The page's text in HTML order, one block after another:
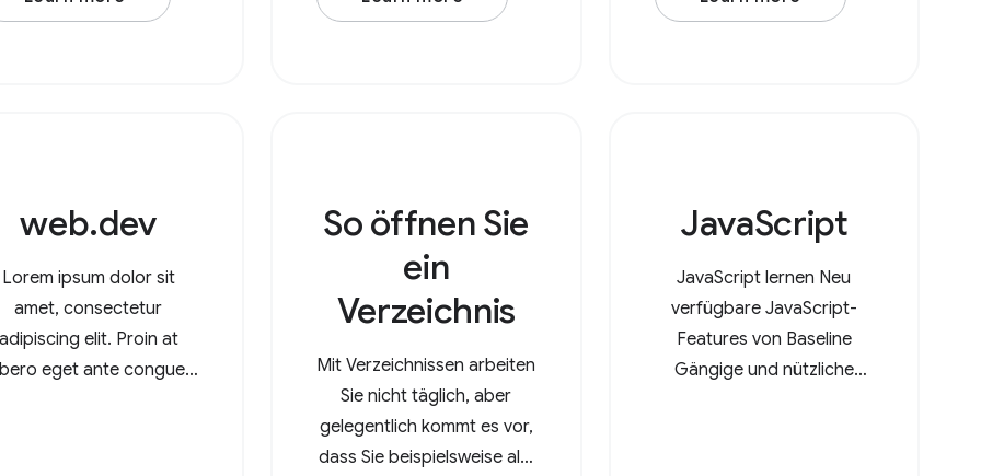
web.dev
Lorem ipsum dolor sit
amet, consectetur
adipiscing elit. Proin at
eget ante congue
So öffnen Sie
ein
Verzeichnis
Mit Verzeichnissen arbeiten
Sie nicht täglich, aber
gelegentlich kommt es vor,
dass Sie beispielsweise alle
JavaScript
JavaScript lernen Neu
verfügbare JavaScript-
Features von Baseline
Gängige und nützliche